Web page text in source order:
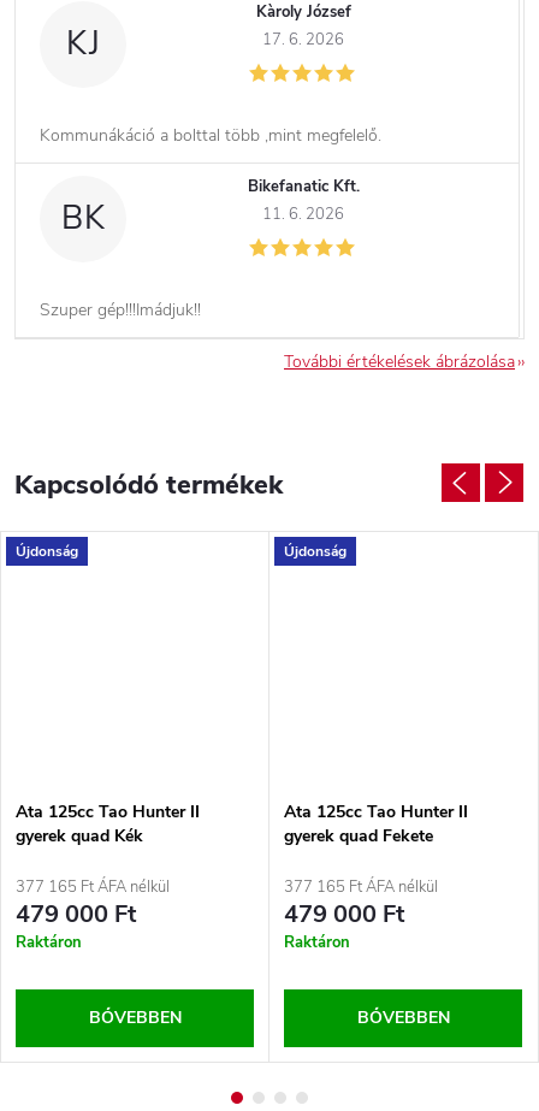
KJ
Kàroly József
17. 6. 2026
Kommunákáció a bolttal több ,mint megfelelő.
BK
Bikefanatic Kft.
11. 6. 2026
Szuper gép!!!Imádjuk!!
További értékelések ábrázolása
Kapcsolódó termékek
Újdonság
Ata 125cc Tao Hunter II
gyerek quad Kék
377 165 Ft ÁFA nélkül
479 000 Ft
Raktáron
BŐVEBBEN
Újdonság
Ata 125cc Tao Hunter II
gyerek quad Fekete
377 165 Ft ÁFA nélkül
479 000 Ft
Raktáron
BŐVEBBEN